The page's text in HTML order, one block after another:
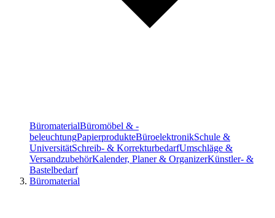
BüromaterialBüromöbel & -
beleuchtungPapierprodukteBüroelektronikSchule &
UniversitätSchreib- & KorrekturbedarfUmschläge &
VersandzubehörKalender, Planer & OrganizerKünstler- &
Bastelbedarf
Büromaterial